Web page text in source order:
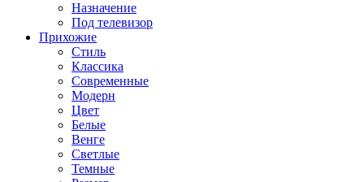
Назначение
Под телевизор
Прихожие
Стиль
Классика
Современные
Модерн
Цвет
Белые
Венге
Светлые
Темные